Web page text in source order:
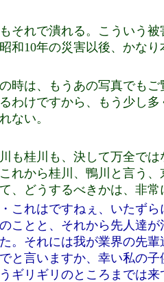
それで潰れる。こういう
和10年の災害以後、かな
時は、もうあの写真でも
わけですから、もう少し
ない。
も桂川も、決して万全で
れから桂川、鴨川と言う
、どうするべきかは、非
これはですねぇ、いたず
ことと、それから先人達
。それには我が業界の先
と言いますか、幸い私の
ギリギリのところまでは